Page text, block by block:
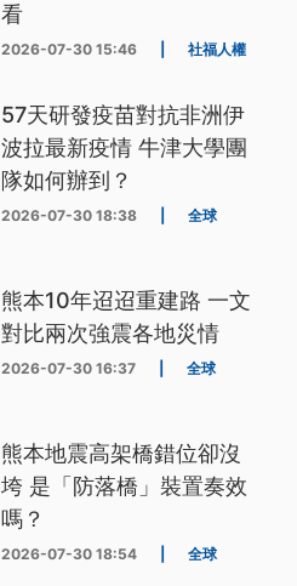
看
2026-07-30 15:46 社福人權
57天研發疫苗對抗非洲伊
波拉最新疫情 牛津大學團
隊如何辦到？
2026-07-30 18:38 全球
熊本10年迢迢重建路 一文
對比兩次強震各地災情
2026-07-30 16:37 全球
熊本地震高架橋錯位卻沒
垮 是「防落橋」裝置奏效
嗎？
2026-07-30 18:54 全球